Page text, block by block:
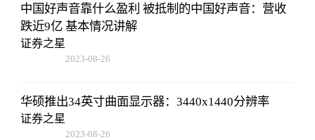
中国好声音靠什么盈利 被抵制的中国好声音：营收
跌近9亿 基本情况讲解
证券之星
2023-08-26
华硕推出34英寸曲面显示器：3440x1440分辨率
证券之星
2023-08-26